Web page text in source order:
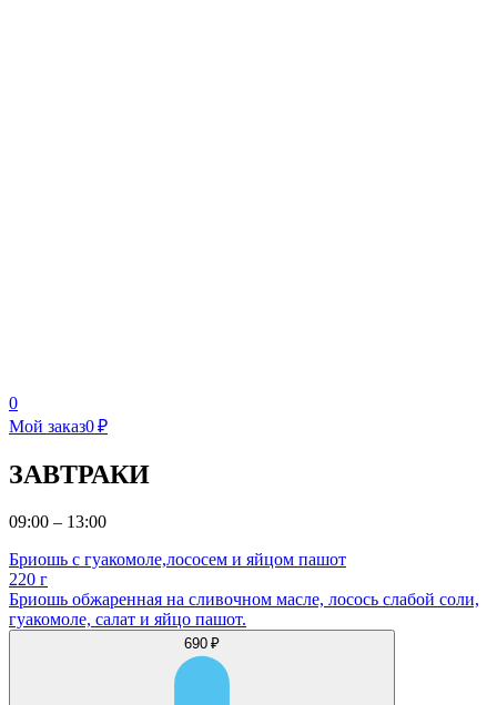
0
Мой заказ0 ₽
ЗАВТРАКИ
09:00 – 13:00
Бриошь с гуакомоле,лососем и яйцом пашот
220 г
Бриошь обжаренная на сливочном масле, лосось слабой соли,
гуакомоле, салат и яйцо пашот.
690 ₽